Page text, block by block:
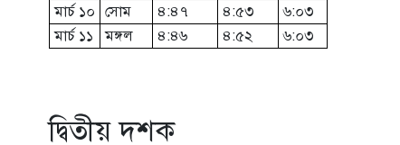
মার্চ ১০ সোম ৪:৪৭ ৪:৫৩
৬:০৩
মার্চ ১১
মঙ্গল ৪:৪৬ ৪:৫২ ৬:০৩
দ্বিতীয় দশক